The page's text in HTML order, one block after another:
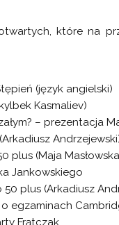
które na
(język angielski)
Kasmaliev)
– prezentacja
plus (Maja
Jankowskiego
plus (Arkadiusz
egzaminach
Frątczak